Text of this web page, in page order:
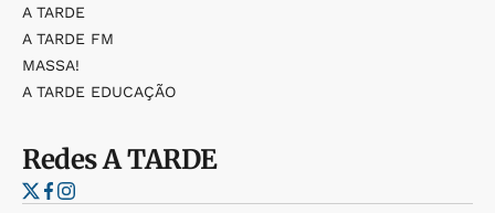
A TARDE
A TARDE FM
MASSA!
A TARDE EDUCAÇÃO
RedesA TARDE